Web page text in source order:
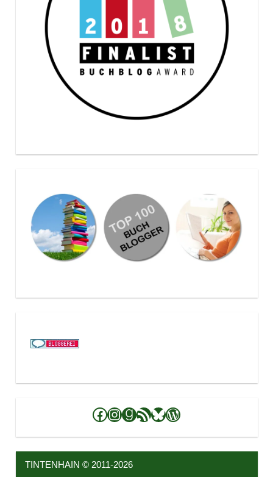
Facebook
Instagram
Goodreads
RSS-Feed
Bluesky
WordPress
TINTENHAIN © 2011-2026